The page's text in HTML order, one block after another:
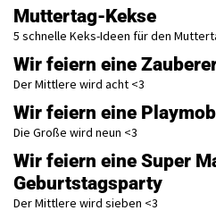
Muttertag-Kekse
5 schnelle Keks-Ideen für den
Wir feiern eine
Der Mittlere wird acht <3
Wir feiern eine
Die Große wird neun <3
Wir feiern eine Super
Geburtstagsparty
Der Mittlere wird sieben <3